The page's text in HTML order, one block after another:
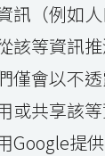
訊（例如
該等資訊
僅會以不
或共享該等
Google提